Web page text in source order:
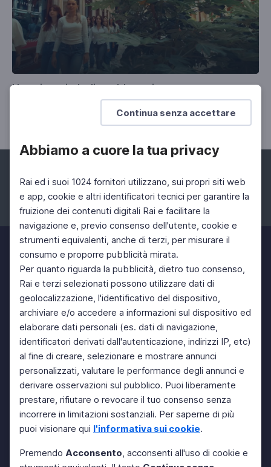
Continua senza accettare
Abbiamo a cuore la tua privacy
Rai ed i suoi 1024 fornitori utilizzano, sui propri siti web
e app, cookie e altri identificatori tecnici per garantire la
fruizione dei contenuti digitali Rai e facilitare la
navigazione e, previo consenso dell'utente, cookie e
strumenti equivalenti, anche di terzi, per misurare il
consumo e proporre pubblicità mirata.
Per quanto riguarda la pubblicità, dietro tuo consenso,
Rai e terzi selezionati possono utilizzare dati di
geolocalizzazione, l'identificativo del dispositivo,
archiviare e/o accedere a informazioni sul dispositivo ed
elaborare dati personali (es. dati di navigazione,
identificatori derivati dall'autenticazione, indirizzi IP, etc)
al fine di creare, selezionare e mostrare annunci
personalizzati, valutare le performance degli annunci e
derivare osservazioni sul pubblico. Puoi liberamente
prestare, rifiutare o revocare il tuo consenso senza
incorrere in limitazioni sostanziali. Per saperne di più
puoi visionare qui l'informativa sui cookie.
Premendo Acconsento, acconsenti all'uso di cookie e
Un unico, simbolico abbraccio
Con 'Manon siamo noi', una doppia riflessione nella
Giornata contro la violenza sulle donne
Facebook Instagram Twitter